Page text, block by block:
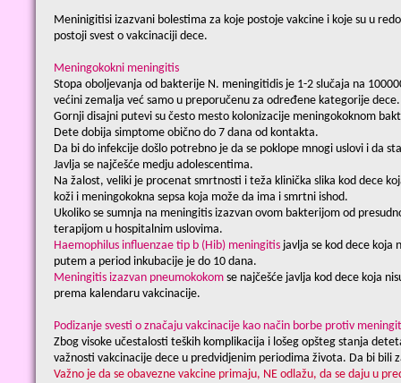
Meninigitisi izazvani bolestima za koje postoje vakcine i koje su u
postoji svest o vakcinaciji dece.
Meningokokni meningitis
Stopa oboljevanja od bakterije N. meningitidis je 1-2 slučaja na
većini zemalja već samo u preporučenu za određene kategorije dece.
Gornji disajni putevi su često mesto kolonizacije meningokoknom
Dete dobija simptome obično do 7 dana od kontakta.
Da bi do infekcije došlo potrebno je da se poklope mnogi uslovi i da
Javlja se najčešće medju adolescentima.
Na žalost, veliki je procenat smrtnosti i teža klinička slika kod dece
koži i meningokokna sepsa koja može da ima i smrtni ishod.
Ukoliko se sumnja na meningitis izazvan ovom bakterijom od
terapijom u hospitalnim uslovima.
Haemophilus influenzae tip b (Hib) meningitis javlja se kod dece koja
putem a period inkubacije je do 10 dana.
Meningitis izazvan pneumokokom se najčešće javlja kod dece koja
prema kalendaru vakcinacije.
Podizanje svesti o značaju vakcinacije kao način borbe protiv
Zbog visoke učestalosti teških komplikacija i lošeg opšteg stanja
važnosti vakcinacije dece u predvidjenim periodima života. Da bi bili
Važno je da se obavezne vakcine primaju, NE odlažu, da se daju u